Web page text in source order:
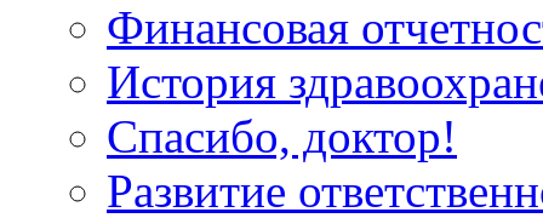
Финансовая
История
Спасибо, доктор!
Развитие